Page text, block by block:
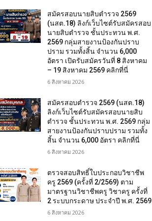
สมัครสอบนายสิบตำรวจ 2569
(นสต.18) ลิงก์เว็บไซต์รับสมัครสอบ
นายสิบตำรวจ ชั้นประทวน พ.ศ.
2569 กลุ่มสายงานป้องกันปราบ
ปราม รวมทั้งสิ้น จำนวน 6,000
อัตรา เปิดรับสมัครวันที่ 8 สิงหาคม
– 19 สิงหาคม 2569 คลิกที่นี่
6 สิงหาคม 2026
สมัครสอบตํารวจ 2569 (นสต.18)
ลิงก์เว็บไซต์รับสมัครสอบนายสิบ
ตำรวจ ชั้นประทวน พ.ศ. 2569 กลุ่ม
สายงานป้องกันปราบปราม รวมทั้ง
สิ้น จำนวน 6,000 อัตรา คลิกที่นี่
6 สิงหาคม 2026
ตรวจสอบสิทธิ์ใบประกอบวิชาชีพ
ครู 2569 (ครั้งที่ 2/2569) ตาม
มาตรฐานวิชาชีพครู วิชาครู ครั้งที่
2 ระบบกระดาษ ประจำปี พ.ศ. 2569
6 สิงหาคม 2026